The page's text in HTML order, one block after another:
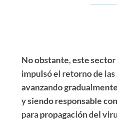
No obstante, este sector
impulsó el retorno de
avanzando
y siendo responsable
para propagación del